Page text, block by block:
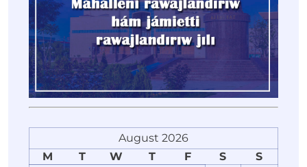
August 2026
M
T W T F S
S